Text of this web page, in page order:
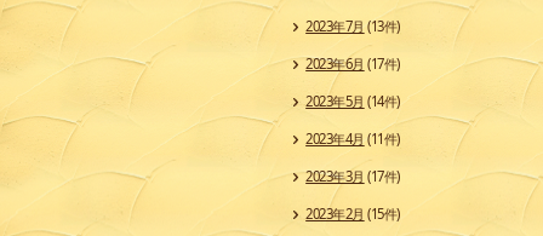
2023年7月 (13件)
2023年6月 (17件)
2023年5月 (14件)
2023年4月(11件)
2023年3月 (17件)
2023年2月 (15件)